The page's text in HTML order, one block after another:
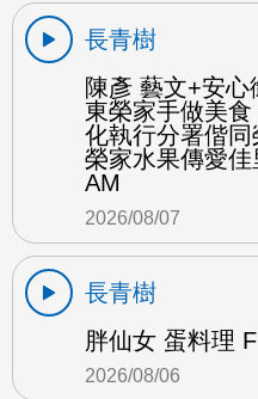
長青樹
陳彥 藝文+安
東榮家手做美
化執行分署偕
榮家水果傳愛
AM
2026/08/07
長青樹
胖仙女 蛋料理
2026/08/06